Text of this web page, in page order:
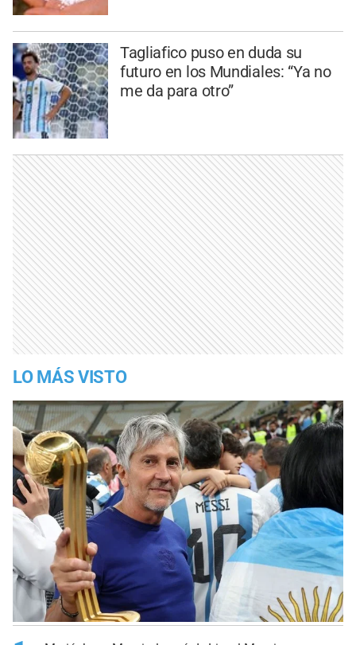
Tagliafico puso en duda su
futuro en los Mundiales: “Ya no
me da para otro”
LO MÁS VISTO